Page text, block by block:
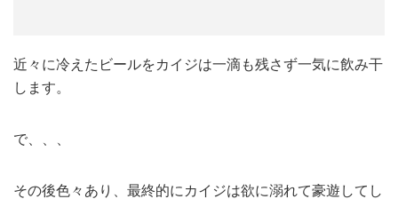
近々に冷えたビールをカイジは一滴も残さず一気に飲み干
します。
で、、、
その後色々あり、最終的にカイジは欲に溺れて豪遊してし